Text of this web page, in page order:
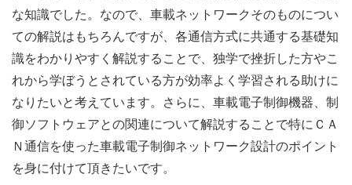
な知識でした。なので、車載ネットワークそのものについ
ての解説はもちろんですが、各通信方式に共通する基礎知
識をわかりやすく解説することで、独学で挫折した方やこ
れから学ぼうとされている方が効率よく学習される助けに
なりたいと考えています。さらに、車載電子制御機器、制
御ソフトウェアとの関連について解説することで特にＣＡ
Ｎ通信を使った車載電子制御ネットワーク設計のポイント
を身に付けて頂きたいです。